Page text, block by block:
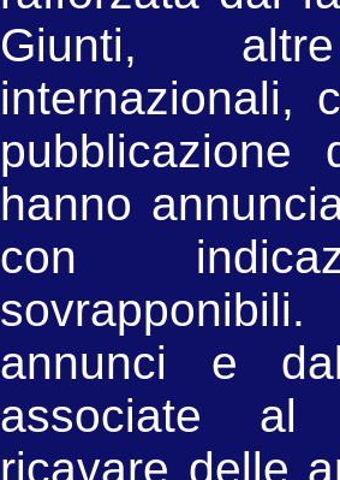
Giunti,
internazionali,
pubblicazione
hanno
con
annunci e
associate al
ricavare delle